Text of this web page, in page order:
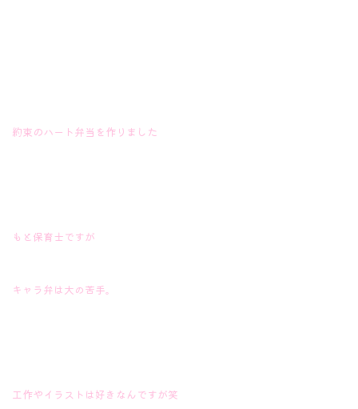
約束のハート弁当を作りました
もと保育士ですが
キャラ弁は大の苦手。
工作やイラストは好きなんですが笑